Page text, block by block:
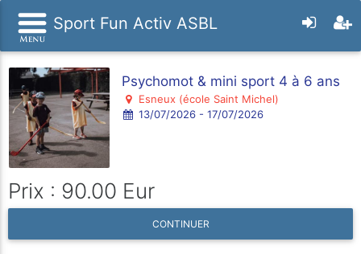
Sport Fun Activ ASBL
Psychomot & mini sport 4 à 6 ans
Esneux (école Saint Michel)
13/07/2026 - 17/07/2026
Prix : 90.00 Eur
CONTINUER